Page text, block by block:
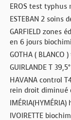
EROS test typhus
ESTEBAN 2
GARFIELD zones
en 6 jours
GOTHA (
GUIRLANDE T 39,5°
HAVANA control
rein droit
IVOIRETTE